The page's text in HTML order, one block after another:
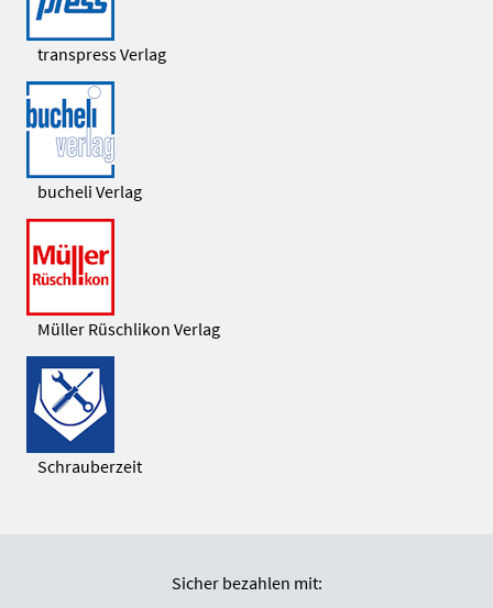
transpress Verlag
bucheli Verlag
Müller Rüschlikon Verlag
Schrauberzeit
Sicher bezahlen mit: